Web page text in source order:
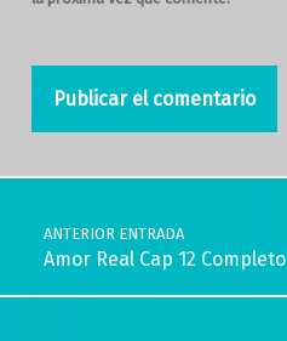
Navegación de entradas
ANTERIOR ENTRADA
Amor Real Cap 12 Completo